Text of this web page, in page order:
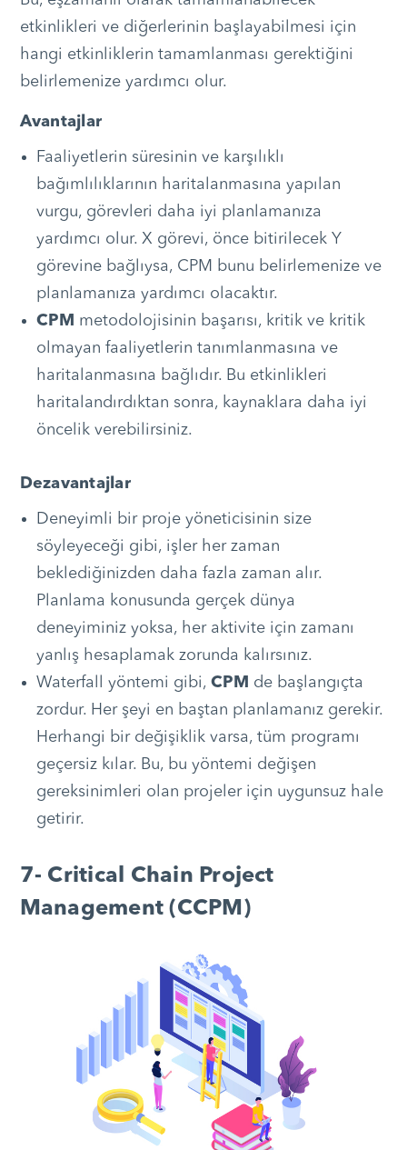
etkinlikleri ve diğerlerinin başlayabilmesi için
hangi etkinliklerin tamamlanması gerektiğini
belirlemenize yardımcı olur.
Avantajlar
Faaliyetlerin süresinin ve karşılıklı
bağımlılıklarının haritalanmasına yapılan
vurgu, görevleri daha iyi planlamanıza
yardımcı olur. X görevi, önce bitirilecek Y
görevine bağlıysa, CPM bunu belirlemenize ve
planlamanıza yardımcı olacaktır.
CPM metodolojisinin başarısı, kritik ve kritik
olmayan faaliyetlerin tanımlanmasına ve
haritalanmasına bağlıdır. Bu etkinlikleri
haritalandırdıktan sonra, kaynaklara daha iyi
öncelik verebilirsiniz.
Dezavantajlar
Deneyimli bir proje yöneticisinin size
söyleyeceği gibi, işler her zaman
beklediğinizden daha fazla zaman alır.
Planlama konusunda gerçek dünya
deneyiminiz yoksa, her aktivite için zamanı
yanlış hesaplamak zorunda kalırsınız.
Waterfall yöntemi gibi, CPM de başlangıçta
zordur. Her şeyi en baştan planlamanız gerekir.
Herhangi bir değişiklik varsa, tüm programı
geçersiz kılar. Bu, bu yöntemi değişen
gereksinimleri olan projeler için uygunsuz hale
getirir.
7- Critical Chain Project
Management (CCPM)